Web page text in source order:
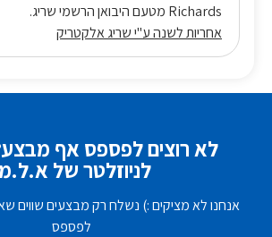
Richards מטעם היבואן הרשמי שריג.
אחריות לשנה ע"י שריג אלקטריק
לא רוצים לפספס אף
לניוזלטר של א.ל.מ.
אנחנו לא מציקים :) נשלח רק מבצעים שווים
לפספס